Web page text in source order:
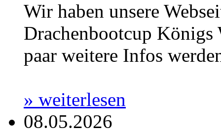
Wir haben unsere
Drachenbootcup Königs
paar weitere Infos
» weiterlesen
08.05.2026